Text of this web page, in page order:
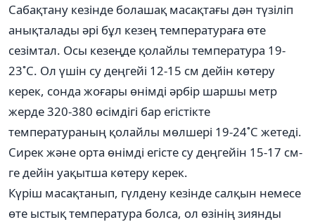
Сабақтану кезінде болашақ масақтағы дән түзіліп
анықталады әрі бұл кезең температураға өте
сезімтал. Осы кезеңде қолайлы температура 19-
23˚С. Ол үшін су деңгейі 12-15 см дейін көтеру
керек, сонда жоғары өнімді әрбір шаршы метр
жерде 320-380 өсімдігі бар егістікте
температураның қолайлы мөлшері 19-24˚С жетеді.
Сирек және орта өнімді егісте су деңгейін 15-17 см-
ге дейін уақытша көтеру керек.
Күріш масақтанып, гүлдену кезінде салқын немесе
өте ыстық температура болса, ол өзінің зиянды